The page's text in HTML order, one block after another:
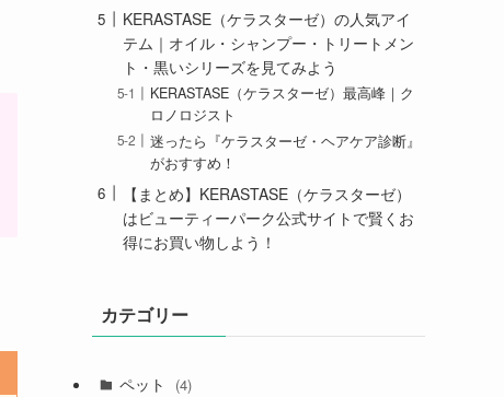
KERASTASE（ケラスターゼ）の人気アイ
テム｜オイル・シャンプー・トリートメン
ト・黒いシリーズを見てみよう
KERASTASE（ケラスターゼ）最高峰｜ク
ロノロジスト
迷ったら『ケラスターゼ・ヘアケア診断』
がおすすめ！
【まとめ】KERASTASE（ケラスターゼ）
はビューティーパーク公式サイトで賢くお
得にお買い物しよう！
カテゴリー
ペット (4)